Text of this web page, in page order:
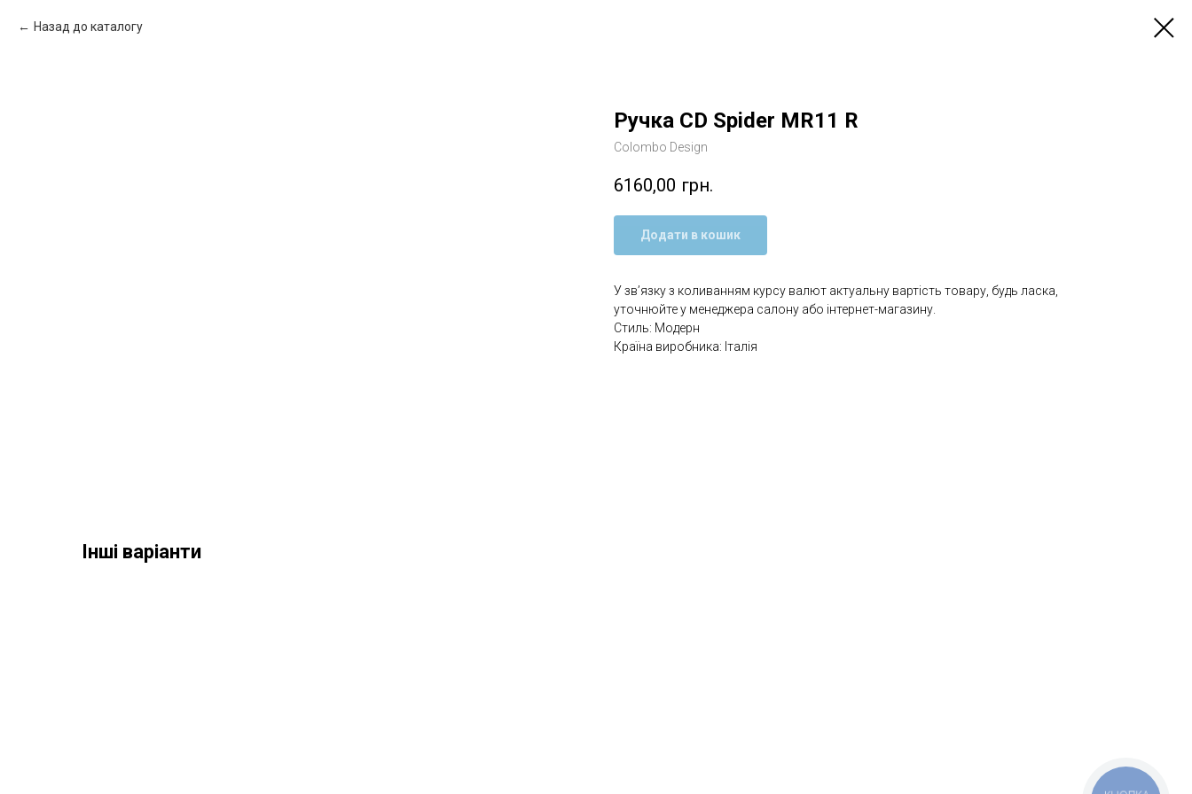
Назад до каталогу
Ручка CD Spider MR11 R
Colombo Design
6160,00 грн.
Додати в кошик
У зв’язку з коливанням курсу валют актуальну вартість товару, будь ласка,
уточнюйте у менеджера салону або інтернет-магазину.
Стиль: Модерн
Країна виробника: Італія
Інші варіанти